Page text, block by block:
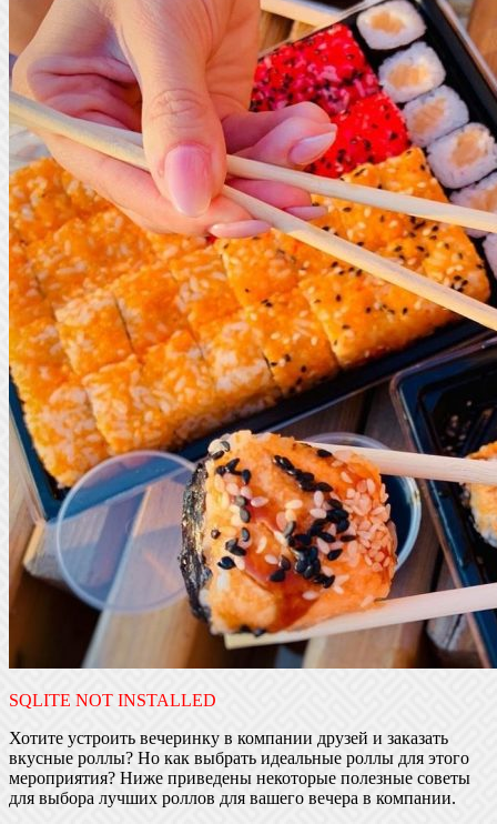
SQLITE NOT INSTALLED
Хотите устроить вечеринку в компании друзей и заказать
вкусные роллы? Но как выбрать идеальные роллы для этого
мероприятия? Ниже приведены некоторые полезные советы
для выбора лучших роллов для вашего вечера в компании.